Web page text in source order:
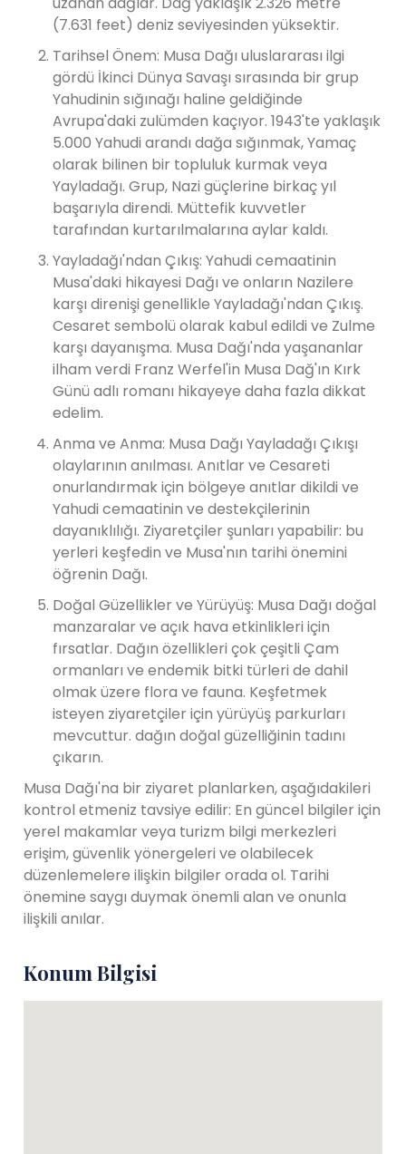
(7.631 feet) deniz seviyesinden yüksektir.
Tarihsel Önem: Musa Dağı uluslararası ilgi
gördü İkinci Dünya Savaşı sırasında bir grup
Yahudinin sığınağı haline geldiğinde
Avrupa'daki zulümden kaçıyor. 1943'te yaklaşık
5.000 Yahudi arandı dağa sığınmak, Yamaç
olarak bilinen bir topluluk kurmak veya
Yayladağı. Grup, Nazi güçlerine birkaç yıl
başarıyla direndi. Müttefik kuvvetler
tarafından kurtarılmalarına aylar kaldı.
Yayladağı'ndan Çıkış: Yahudi cemaatinin
Musa'daki hikayesi Dağı ve onların Nazilere
karşı direnişi genellikle Yayladağı'ndan Çıkış.
Cesaret sembolü olarak kabul edildi ve Zulme
karşı dayanışma. Musa Dağı'nda yaşananlar
ilham verdi Franz Werfel'in Musa Dağ'ın Kırk
Günü adlı romanı hikayeye daha fazla dikkat
edelim.
Anma ve Anma: Musa Dağı Yayladağı Çıkışı
olaylarının anılması. Anıtlar ve Cesareti
onurlandırmak için bölgeye anıtlar dikildi ve
Yahudi cemaatinin ve destekçilerinin
dayanıklılığı. Ziyaretçiler şunları yapabilir: bu
yerleri keşfedin ve Musa'nın tarihi önemini
öğrenin Dağı.
Doğal Güzellikler ve Yürüyüş: Musa Dağı doğal
manzaralar ve açık hava etkinlikleri için
fırsatlar. Dağın özellikleri çok çeşitli Çam
ormanları ve endemik bitki türleri de dahil
olmak üzere flora ve fauna. Keşfetmek
isteyen ziyaretçiler için yürüyüş parkurları
mevcuttur. dağın doğal güzelliğinin tadını
çıkarın.
Musa Dağı'na bir ziyaret planlarken, aşağıdakileri
kontrol etmeniz tavsiye edilir: En güncel bilgiler için
yerel makamlar veya turizm bilgi merkezleri
erişim, güvenlik yönergeleri ve olabilecek
düzenlemelere ilişkin bilgiler orada ol. Tarihi
önemine saygı duymak önemli alan ve onunla
ilişkili anılar.
Konum Bilgisi